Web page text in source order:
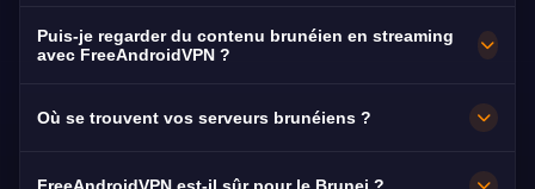
Oui ! Le serveur Brunei de FreeAndroidVPN est
100% gratuit. Emplacement de serveur VPN
proposent des serveurs brunéiens.
Puis-je regarder du contenu brunéien en streaming
avec FreeAndroidVPN ?
Où se trouvent vos serveurs brunéiens ?
FreeAndroidVPN dispose de plusieurs serveurs